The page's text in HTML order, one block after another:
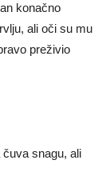
konačno
ali oči su mu
preživio
čuva snagu, ali